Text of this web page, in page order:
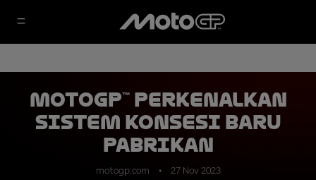
MotoGP™ Perkenalkan
Sistem Konsesi Baru
Pabrikan
motogp.com 27 Nov 2023